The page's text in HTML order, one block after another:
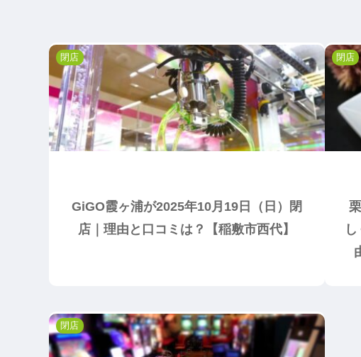
閉店
GiGO霞ヶ浦が2025年10月19日（日）閉
店｜理由と口コミは？【稲敷市西代】
閉店
閉店